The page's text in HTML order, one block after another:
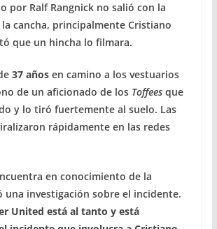
por Ralf Rangnick no salió con la
cancha, principalmente Cristiano
que un hincha lo filmara.
37 añosen camino a los vestuarios
de un aficionado de los Toffeesque
y lo tiró fuertemente al suelo. Las
rápidamente en las redes
en conocimiento de la
una investigación sobre el incidente.
United está al tanto y está